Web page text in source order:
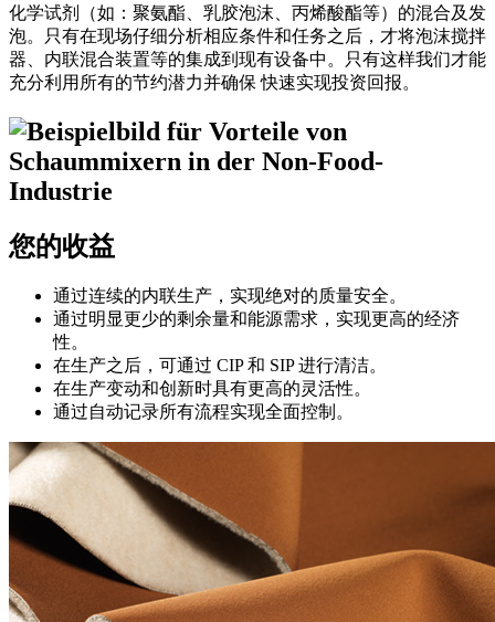
化学试剂（如：聚氨酯、乳胶泡沫、丙烯酸酯等）的混合及发
泡。只有在现场仔细分析相应条件和任务之后，才将泡沫搅拌
器、内联混合装置等的集成到现有设备中。只有这样我们才能
充分利用所有的节约潜力并确保 快速实现投资回报。
您的收益
通过连续的内联生产，实现绝对的质量安全。
通过明显更少的剩余量和能源需求，实现更高的经济
性。
在生产之后，可通过 CIP 和 SIP 进行清洁。
在生产变动和创新时具有更高的灵活性。
通过自动记录所有流程实现全面控制。